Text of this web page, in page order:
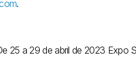
.
25 a 29 de abril de 2023 Expo